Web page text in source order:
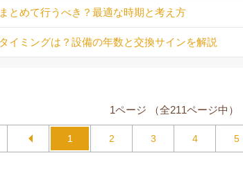
とめて行うべき？最適な時期と考え方
イミングは？設備の年数と交換サインを解説
1ページ （全211ページ中）
1 2 3 4 5